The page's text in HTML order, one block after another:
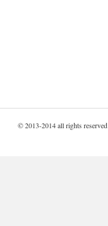
© 2013-2014 all rights reserved